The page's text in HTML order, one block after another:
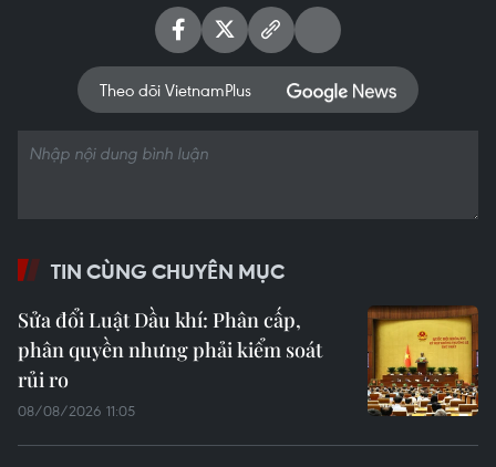
Theo dõi VietnamPlus
TIN CÙNG CHUYÊN MỤC
Sửa đổi Luật Dầu khí: Phân cấp,
phân quyền nhưng phải kiểm soát
rủi ro
08/08/2026 11:05